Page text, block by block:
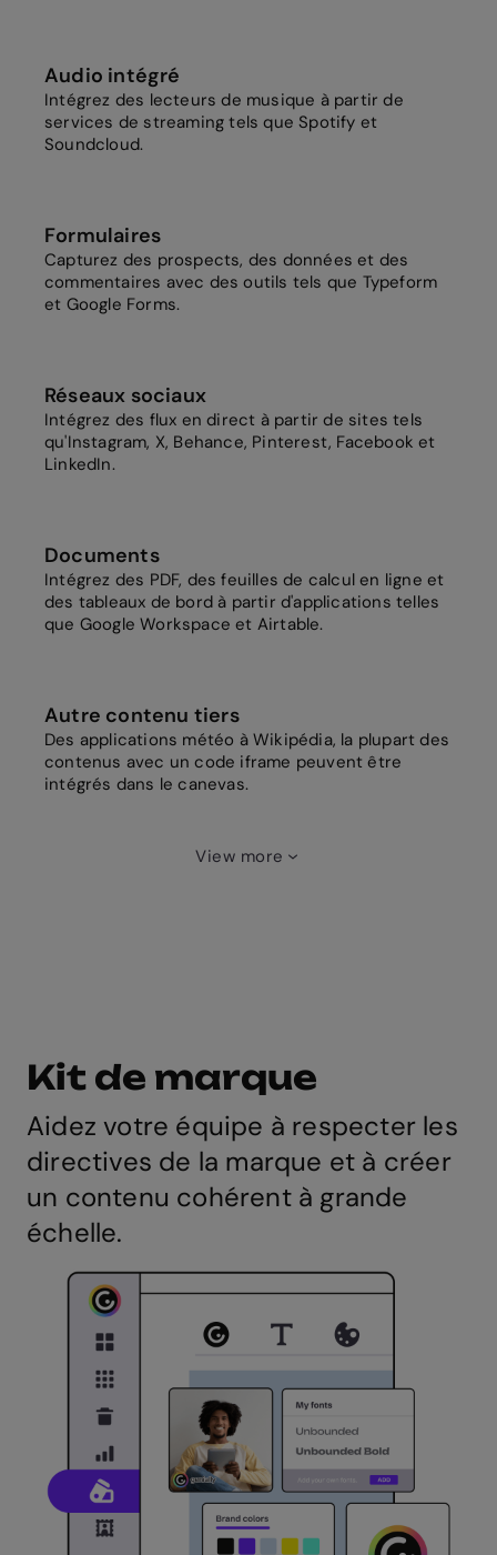
Audio intégré
Intégrez des lecteurs de musique à partir de
services de streaming tels que Spotify et
Soundcloud.
Formulaires
Capturez des prospects, des données et des
commentaires avec des outils tels que Typeform
et Google Forms.
Réseaux sociaux
Intégrez des flux en direct à partir de sites tels
qu'Instagram, X, Behance, Pinterest, Facebook et
LinkedIn.
Documents
Intégrez des PDF, des feuilles de calcul en ligne et
des tableaux de bord à partir d'applications telles
que Google Workspace et Airtable.
Autre contenu tiers
Des applications météo à Wikipédia, la plupart des
contenus avec un code iframe peuvent être
intégrés dans le canevas.
View more
Kit de marque
Aidez votre équipe à respecter les
directives de la marque et à créer
un contenu cohérent à grande
échelle.